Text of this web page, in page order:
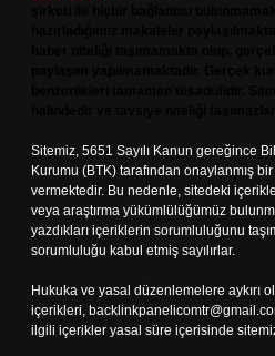
Sitemiz, 5651 Sayılı Kanun gereğince
Kurumu (BTK) tarafından onaylanmış
vermektedir. Bu nedenle, sitedeki
veya araştırma yükümlülüğümüz
yazdıkları içeriklerin sorumluluğunu
sorumluluğu kabul etmiş sayılırlar.
Hukuka ve yasal düzenlemelere aykırı
içerikleri,
ilgili içerikler yasal süre içerisinde